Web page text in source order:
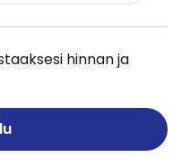
hinnan ja